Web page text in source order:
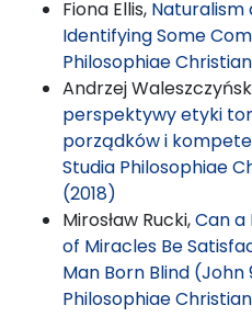
Fiona Ellis, Naturalism
Identifying Some
Philosophiae
Andrzej
perspektywy etyki
porządków i
Studia Philosophiae
(2018)
Mirosław Rucki,Can a
of Miracles Be
Man Born Blind (John
Philosophiae